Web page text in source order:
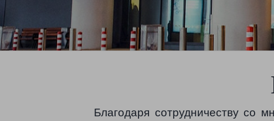
Благодаря сотрудничеству со